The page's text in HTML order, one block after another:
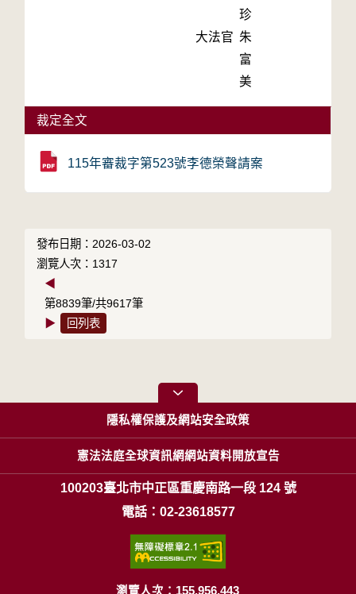
珍
大法官 朱
富
美
裁定全文
115年審裁字第523號李德榮聲請案
發布日期：2026-03-02
瀏覽人次：1317
◀
第8839筆/共9617筆
▶
回列表
隱私權保護及網站安全政策
憲法法庭全球資訊網網站資料開放宣告
100203臺北市中正區重慶南路一段 124 號
電話：02-23618577
瀏覽人次：155,956,443